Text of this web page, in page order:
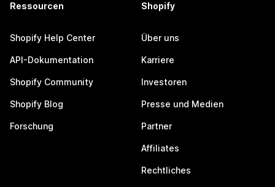
Ressourcen
Shopify Help Center
API-Dokumentation
Shopify Community
Shopify Blog
Forschung
Shopify
Über uns
Karriere
Investoren
Presse und Medien
Partner
Affiliates
Rechtliches